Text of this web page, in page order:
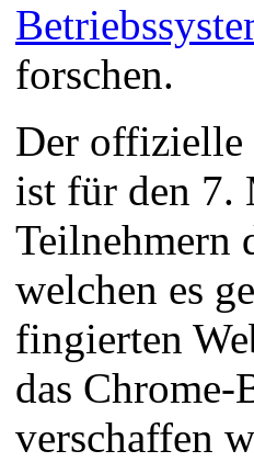
forschen.
Der offizielle
ist für den 7.
Teilnehmern
welchen es
fingierten
das Chrome-
verschaffen